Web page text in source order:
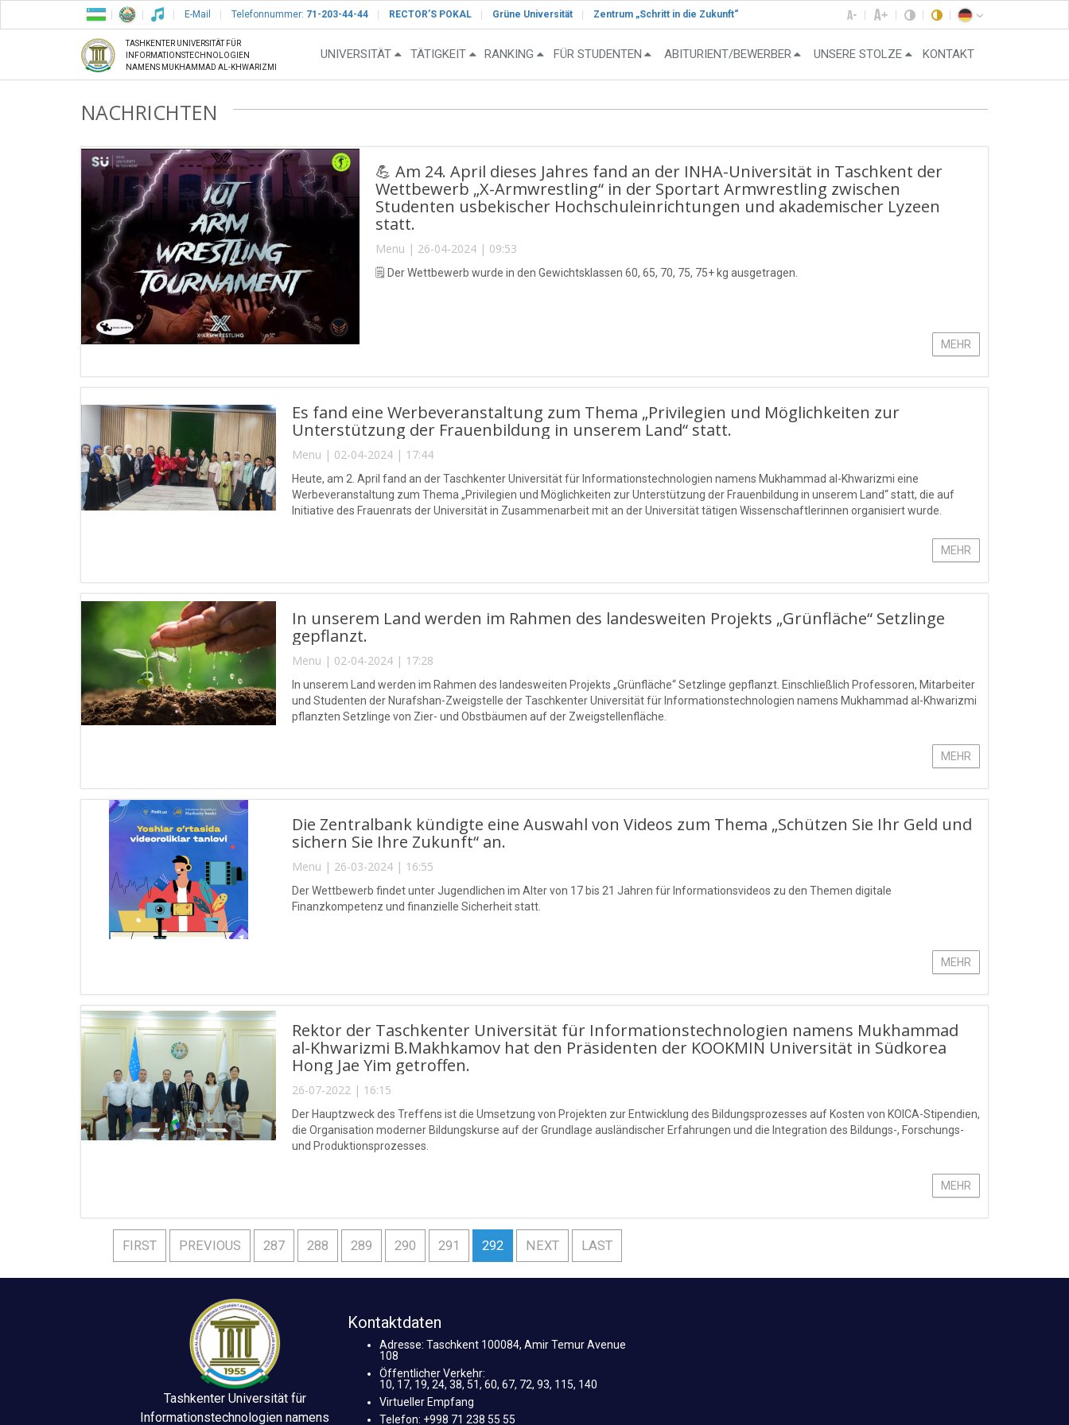
E-Mail Telefonnummer: 71-203-44-44 RECTOR’S POKAL Grüne Universität Zentrum „Schritt in die Zukunft“
TASHKENTER UNIVERSITÄT FÜR
INFORMATIONSTECHNOLOGIEN
NAMENS MUKHAMMAD AL-KHWARIZMI
UNIVERSITÄT TÄTIGKEIT RANKING FÜR STUDENTEN ABITURIENT/BEWERBER UNSERE STOLZE KONTAKT
NACHRICHTEN
💪 Am 24. April dieses Jahres fand an der INHA-Universität in Taschkent der
Wettbewerb „X-Armwrestling“ in der Sportart Armwrestling zwischen
Studenten usbekischer Hochschuleinrichtungen und akademischer Lyzeen
statt.
Menu | 26-04-2024 | 09:53
🗒 Der Wettbewerb wurde in den Gewichtsklassen 60, 65, 70, 75, 75+ kg ausgetragen.
MEHR
Es fand eine Werbeveranstaltung zum Thema „Privilegien und Möglichkeiten zur
Unterstützung der Frauenbildung in unserem Land“ statt.
Menu | 02-04-2024 | 17:44
Heute, am 2. April fand an der Taschkenter Universität für Informationstechnologien namens Mukhammad al-Khwarizmi eine
Werbeveranstaltung zum Thema „Privilegien und Möglichkeiten zur Unterstützung der Frauenbildung in unserem Land“ statt, die auf
Initiative des Frauenrats der Universität in Zusammenarbeit mit an der Universität tätigen Wissenschaftlerinnen organisiert wurde.
MEHR
In unserem Land werden im Rahmen des landesweiten Projekts „Grünfläche“ Setzlinge
gepflanzt.
Menu | 02-04-2024 | 17:28
In unserem Land werden im Rahmen des landesweiten Projekts „Grünfläche“ Setzlinge gepflanzt. Einschließlich Professoren, Mitarbeiter
und Studenten der Nurafshan-Zweigstelle der Taschkenter Universität für Informationstechnologien namens Mukhammad al-Khwarizmi
pflanzten Setzlinge von Zier- und Obstbäumen auf der Zweigstellenfläche.
MEHR
Die Zentralbank kündigte eine Auswahl von Videos zum Thema „Schützen Sie Ihr Geld und
sichern Sie Ihre Zukunft“ an.
Menu | 26-03-2024 | 16:55
Der Wettbewerb findet unter Jugendlichen im Alter von 17 bis 21 Jahren für Informationsvideos zu den Themen digitale
Finanzkompetenz und finanzielle Sicherheit statt.
MEHR
Rektor der Taschkenter Universität für Informationstechnologien namens Mukhammad
al-Khwarizmi B.Makhkamov hat den Präsidenten der KOOKMIN Universität in Südkorea
Hong Jae Yim getroffen.
26-07-2022 | 16:15
Der Hauptzweck des Treffens ist die Umsetzung von Projekten zur Entwicklung des Bildungsprozesses auf Kosten von KOICA-Stipendien,
die Organisation moderner Bildungskurse auf der Grundlage ausländischer Erfahrungen und die Integration des Bildungs-, Forschungs-
und Produktionsprozesses.
MEHR
FIRST PREVIOUS 287 288 289 290 291 292 NEXT LAST
Tashkenter Universität für
Informationstechnologien namens
Kontaktdaten
Adresse: Taschkent 100084, Amir Temur Avenue
108
Öffentlicher Verkehr:
10, 17, 19, 24, 38, 51, 60, 67, 72, 93, 115, 140
Virtueller Empfang
Telefon: +998 71 238 55 55